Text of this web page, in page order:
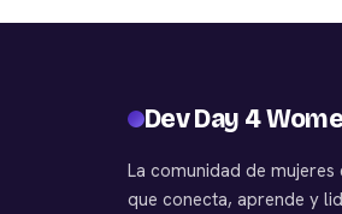
Dev Day 4
La comunidad de mujeres
que conecta, aprende y